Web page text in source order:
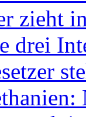
zieht
drei